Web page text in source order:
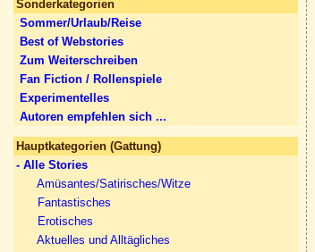
Sonderkategorien
Sommer/Urlaub/Reise
Best of Webstories
Zum Weiterschreiben
Fan Fiction / Rollenspiele
Experimentelles
Autoren empfehlen sich ...
Hauptkategorien (Gattung)
- Alle Stories
Amüsantes/Satirisches/Witze
Fantastisches
Erotisches
Aktuelles und Alltägliches